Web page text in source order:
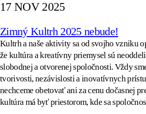
17 NOV 2025
Zimný Kultrh 2025 nebude!
Kultrh a naše aktivity sa od svojho vzniku
že kultúra a kreatívny priemysel sú
slobodnej a otvorenej spoločnosti. Vždy
tvorivosti, nezávislosti a inovatívnych
nechceme obetovať ani za cenu dočasnej
kultúra má byť priestorom, kde sa